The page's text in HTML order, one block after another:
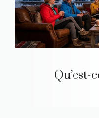
Qu’est-